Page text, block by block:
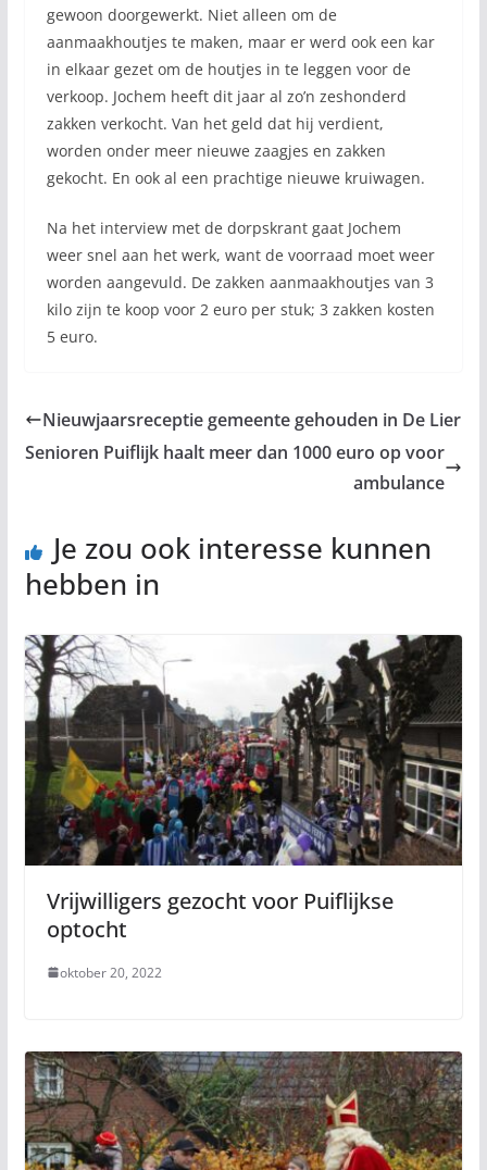
gewoon doorgewerkt. Niet alleen om de
aanmaakhoutjes te maken, maar er werd ook een kar
in elkaar gezet om de houtjes in te leggen voor de
verkoop. Jochem heeft dit jaar al zo’n zeshonderd
zakken verkocht. Van het geld dat hij verdient,
worden onder meer nieuwe zaagjes en zakken
gekocht. En ook al een prachtige nieuwe kruiwagen.
Na het interview met de dorpskrant gaat Jochem
weer snel aan het werk, want de voorraad moet weer
worden aangevuld. De zakken aanmaakhoutjes van 3
kilo zijn te koop voor 2 euro per stuk; 3 zakken kosten
5 euro.
Nieuwjaarsreceptie gemeente gehouden in De Lier
Senioren Puiflijk haalt meer dan 1000 euro op voor
ambulance
Je zou ook interesse kunnen
hebben in
Vrijwilligers gezocht voor Puiflijkse
optocht
oktober 20, 2022